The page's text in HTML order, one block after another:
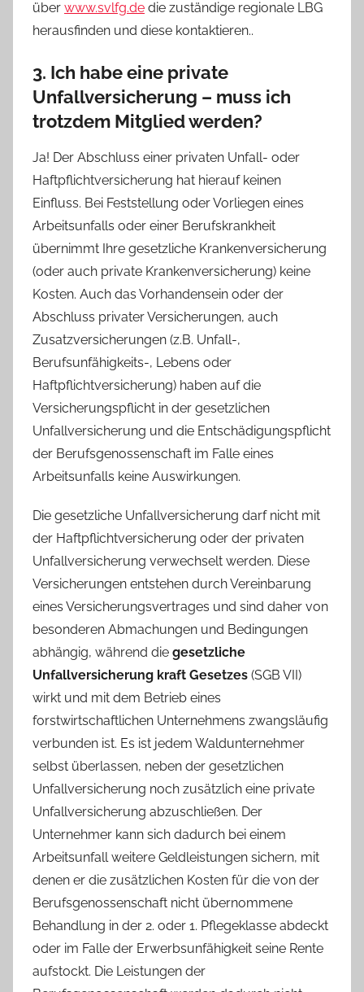
über www.svlfg.de die zuständige regionale LBG
herausfinden und diese kontaktieren..
3. Ich habe eine private
Unfallversicherung – muss ich
trotzdem Mitglied werden?
Ja! Der Abschluss einer privaten Unfall- oder
Haftpflichtversicherung hat hierauf keinen
Einfluss. Bei Feststellung oder Vorliegen eines
Arbeitsunfalls oder einer Berufskrankheit
übernimmt Ihre gesetzliche Krankenversicherung
(oder auch private Krankenversicherung) keine
Kosten. Auch das Vorhandensein oder der
Abschluss privater Versicherungen, auch
Zusatzversicherungen (z.B. Unfall-,
Berufsunfähigkeits-, Lebens oder
Haftpflichtversicherung) haben auf die
Versicherungspflicht in der gesetzlichen
Unfallversicherung und die Entschädigungspflicht
der Berufsgenossenschaft im Falle eines
Arbeitsunfalls keine Auswirkungen.
Die gesetzliche Unfallversicherung darf nicht mit
der Haftpflichtversicherung oder der privaten
Unfallversicherung verwechselt werden. Diese
Versicherungen entstehen durch Vereinbarung
eines Versicherungsvertrages und sind daher von
besonderen Abmachungen und Bedingungen
abhängig, während die gesetzliche
Unfallversicherung kraft Gesetzes (SGB VII)
wirkt und mit dem Betrieb eines
forstwirtschaftlichen Unternehmens zwangsläufig
verbunden ist. Es ist jedem Waldunternehmer
selbst überlassen, neben der gesetzlichen
Unfallversicherung noch zusätzlich eine private
Unfallversicherung abzuschließen. Der
Unternehmer kann sich dadurch bei einem
Arbeitsunfall weitere Geldleistungen sichern, mit
denen er die zusätzlichen Kosten für die von der
Berufsgenossenschaft nicht übernommene
Behandlung in der 2. oder 1. Pflegeklasse abdeckt
oder im Falle der Erwerbsunfähigkeit seine Rente
aufstockt. Die Leistungen der